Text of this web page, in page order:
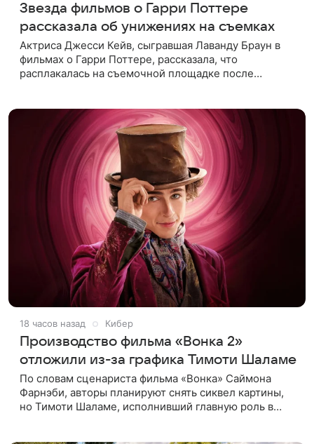
Звезда фильмов о Гарри Поттере
рассказала об унижениях на съемках
Актриса Джесси Кейв, сыгравшая Лаванду Браун в
фильмах о Гарри Поттере, рассказала, что
расплакалась на съемочной площадке после
18 часов назад Кибер
Производство фильма «Вонка 2»
отложили из-за графика Тимоти Шаламе
По словам сценариста фильма «Вонка» Саймона
Фарнэби, авторы планируют снять сиквел картины,
но Тимоти Шаламе, исполнивший главную роль в